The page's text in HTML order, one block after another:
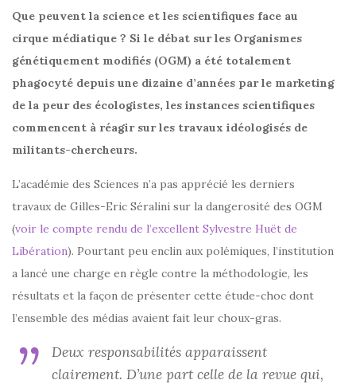
Que peuvent la science et les scientifiques face au
cirque médiatique ? Si le débat sur les Organismes
génétiquement modifiés (OGM) a été totalement
phagocyté depuis une dizaine d’années par le marketing
de la peur des écologistes, les instances scientifiques
commencent à réagir sur les travaux idéologisés de
militants-chercheurs.
L’académie des Sciences n’a pas apprécié les derniers
travaux de Gilles-Eric Séralini sur la dangerosité des OGM
(voir le compte rendu de l’excellent Sylvestre Huët de
Libération). Pourtant peu enclin aux polémiques, l’institution
a lancé une charge en règle contre la méthodologie, les
résultats et la façon de présenter cette étude-choc dont
l’ensemble des médias avaient fait leur choux-gras.
Deux responsabilités apparaissent
clairement. D’une part celle de la revue qui,